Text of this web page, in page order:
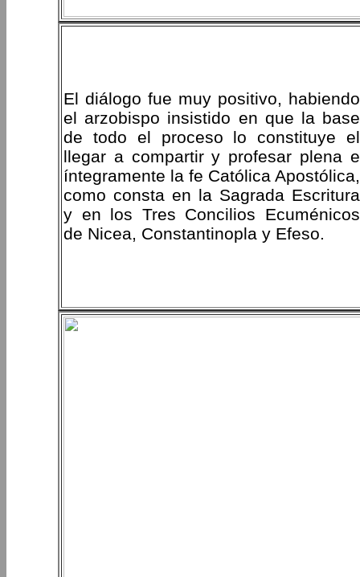
El diálogo fue muy positivo, habiendo
el arzobispo insistido en que la base
de todo el proceso lo constituye el
llegar a compartir y profesar plena e
íntegramente la fe Católica Apostólica,
como consta en la Sagrada Escritura
y en los Tres Concilios Ecuménicos
de Nicea, Constantinopla y Efeso.